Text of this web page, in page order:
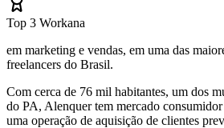
Top 3 Workana
em marketing e vendas, em uma das
freelancers do Brasil.
Com cerca de 76 mil habitantes, um dos
do PA, Alenquer tem mercado
uma operação de aquisição de clientes